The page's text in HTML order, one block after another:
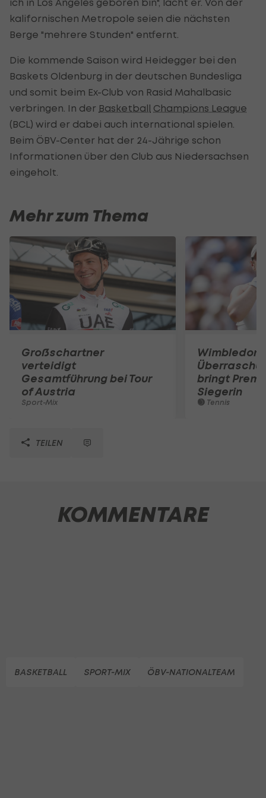
ich in Los Angeles geboren bin", lacht er. Von der
kalifornischen Metropole seien die nächsten
Berge "mehrere Stunden" entfernt.
Die kommende Saison wird Heidegger bei den
Baskets Oldenburg in der deutschen Bundesliga
und somit beim Ex-Club von Rasid Mahalbasic
verbringen. In der Basketball Champions League
(BCL) wird er dabei auch international spielen.
Beim ÖBV-Center hat der 24-Jährige schon
Informationen über den Club aus Niedersachsen
eingeholt.
Mehr zum Thema
Großschartner
verteidigt
Gesamtführung bei Tour
of Austria
Sport-Mix
Wimbledon:
bringt
Siegerin
Tennis
TEILEN
KOMMENTARE
BASKETBALL SPORT-MIX ÖBV-NATIONALTEAM